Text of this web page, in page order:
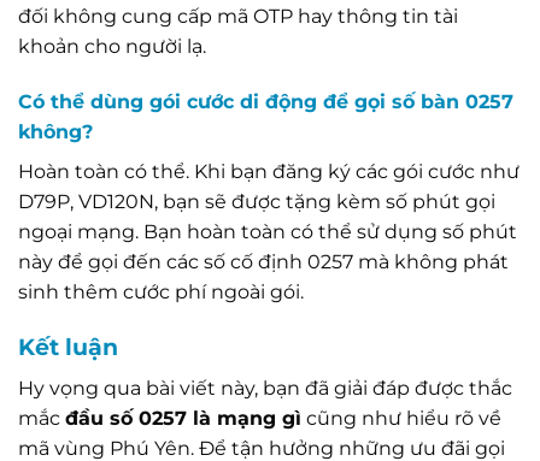
đối không cung cấp mã OTP hay thông tin tài
khoản cho người lạ.
Có thể dùng gói cước di động để gọi số bàn 0257
không?
Hoàn toàn có thể. Khi bạn đăng ký các gói cước như
D79P, VD120N, bạn sẽ được tặng kèm số phút gọi
ngoại mạng. Bạn hoàn toàn có thể sử dụng số phút
này để gọi đến các số cố định 0257 mà không phát
sinh thêm cước phí ngoài gói.
Kết luận
Hy vọng qua bài viết này, bạn đã giải đáp được thắc
mắc đầu số 0257 là mạng gì cũng như hiểu rõ về
mã vùng Phú Yên. Để tận hưởng những ưu đãi gọi